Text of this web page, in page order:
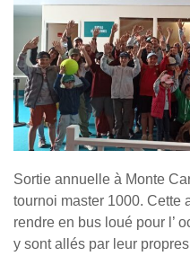
Sortie annuelle à Monte
tournoi master 1000. Cette
rendre en bus loué pour l’
y sont allés par leur